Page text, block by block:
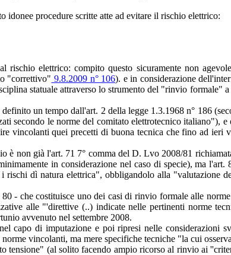
procedure scritte atte ad evitare il rischio elettrico:
elettrico: compito questo sicuramente non
"correttivo" 9.8.2009 n° 106). e in considerazione
statuale attraverso lo strumento del "rinvio formale"
un tempo dall'art. 2 della legge 1.3.1968 n° 186
secondo le norme del comitato elettrotecnico italiano"),
vincolanti quei precetti di buona tecnica che fino ad ieri
è non già l'art. 71 7° comma del D. Lvo 2008/81
in considerazione nel caso di specie), ma l'art.
dì natura elettrica", obbligandolo alla "valutazione
- che costituisce uno dei casi di rinvio formale alle
alle "'direttive (..) indicate nelle pertinenti norme
avvenuto nel settembre 2008.
di imputazione e poi ripresi nelle considerazioni
vincolanti, ma mere specifiche tecniche "la cui
tensione" (al solito facendo ampio ricorso al rinvio ai